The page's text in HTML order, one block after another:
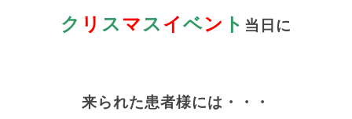
ク リ ス マス イベン ト 当日に
来られた患者様には・・・